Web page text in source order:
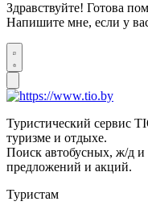
Здравствуйте! Готова
Напишите мне, если у
Туристический сервис
туризме и отдыхе.
Поиск автобусных, ж/д и
предложений и акций.
Туристам